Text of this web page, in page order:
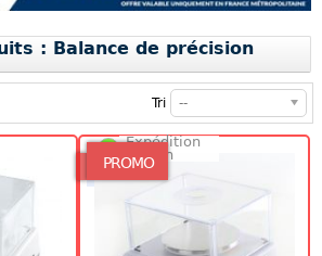
: Balance de précision
Tri --
PROMO
Expédition
48/72h